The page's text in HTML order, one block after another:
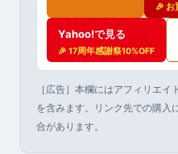
🎉 お
Yahoo!で見る
🎉 17周年感謝祭10%OFF
［広告］本欄にはアフィリエ
を含みます。リンク先での購入
合があります。